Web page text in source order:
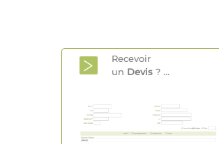
Recevoir
un Devis ? ...